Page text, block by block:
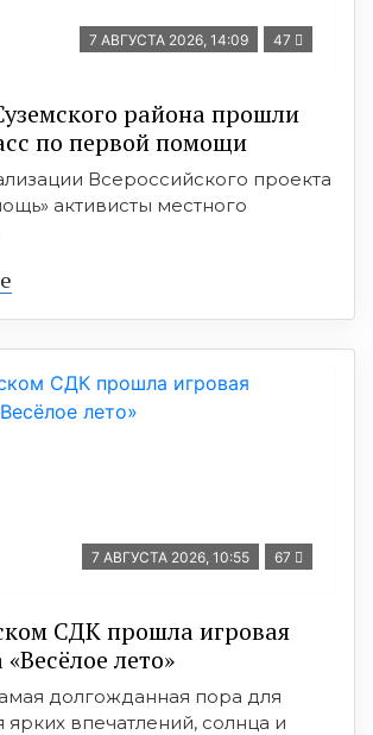
7 АВГУСТА 2026, 14:09 47
района прошли
по первой помощи
Всероссийского проекта
активисты местного
7 АВГУСТА 2026, 10:55 67
СДК прошла игровая
лето»
долгожданная пора для
впечатлений, солнца и